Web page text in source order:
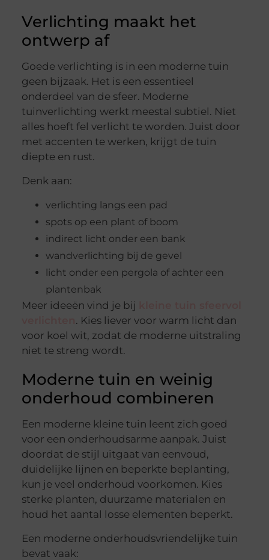
Verlichting maakt het
ontwerp af
Goede verlichting is in een moderne tuin
geen bijzaak. Het is een essentieel
onderdeel van de sfeer. Moderne
tuinverlichting werkt meestal subtiel. Niet
alles hoeft fel verlicht te worden. Juist door
met accenten te werken, krijgt de tuin
diepte en rust.
Denk aan:
verlichting langs een pad
spots op een plant of boom
indirect licht onder een bank
wandverlichting bij de gevel
licht onder een pergola of achter een
plantenbak
Meer ideeën vind je bij
. Kies liever voor warm licht dan
voor koel wit, zodat de moderne uitstraling
niet te streng wordt.
Moderne tuin en weinig
onderhoud combineren
Een moderne kleine tuin leent zich goed
voor een onderhoudsarme aanpak. Juist
doordat de stijl uitgaat van eenvoud,
duidelijke lijnen en beperkte beplanting,
kun je veel onderhoud voorkomen. Kies
sterke planten, duurzame materialen en
houd het aantal losse elementen beperkt.
Een moderne onderhoudsvriendelijke tuin
bevat vaak: